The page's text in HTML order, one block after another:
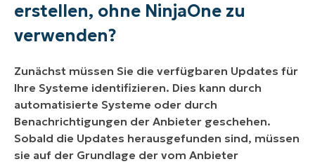
Best Practices
erstellen, ohne NinjaOne zu
verwenden?
Zunächst müssen Sie die verfügbaren Updates für
Ihre Systeme identifizieren. Dies kann durch
automatisierte Systeme oder durch
Benachrichtigungen der Anbieter geschehen.
Sobald die Updates herausgefunden sind, müssen
sie auf der Grundlage der vom Anbieter